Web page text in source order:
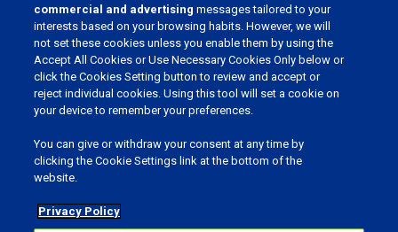
ENTRA A FAR PARTE DELLA NOSTRA COMMUNITY
SELEZIONA LA LINGUA
Cookies Settings
commercial and advertising messages tailored to your
interests based on your browsing habits. However, we will
not set these cookies unless you enable them by using the
Accept All Cookies or Use Necessary Cookies Only below or
click the Cookies Setting button to review and accept or
reject individual cookies. Using this tool will set a cookie on
your device to remember your preferences.
You can give or withdraw your consent at any time by
clicking the Cookie Settings link at the bottom of the
website.
Privacy Policy